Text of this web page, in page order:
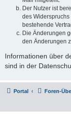
Der Nutzer ist
des
bestehende
Die Änderungen
den Änderungen
Informationen über
sind in der
Portal Foren-